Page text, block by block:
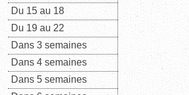
Du 15 au 18
Du 19 au 22
Dans 3 semaines
Dans 4 semaines
Dans 5 semaines